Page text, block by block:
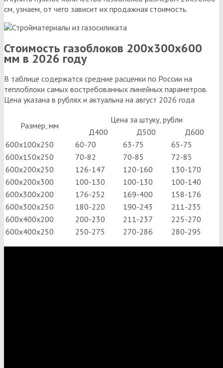
см, узнаем, от чего зависит их продажная стоимость.
Стоимость газоблоков 200х300х600
мм в 2026 году
В таблице содержатся средние расценки по России на
теплоблоки самых востребованных линейных параметров.
Цена указана в рублях и актуальна на август 2026 года
Размер, мм
Цена за штуку, рубли
Д400
Д500
Д600
600х100х250
60-70 63-75
65-75
600х150х250
70-82 70-85
72-85
600х200х250
126-147 120-160
130-170
600х200х300
100-130 100-130
100-140
600х300х200
176-252 169-400
158-176
600х300х250
180-220 190-243
211-235
600х400х200
200-230 211-237
225-270
600­х400х250
250-275 270-286 280-295